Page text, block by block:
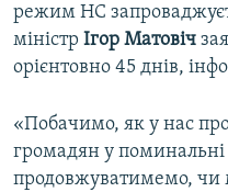
режим НС
міністр Ігор Матовіч
орієнтовно 45 днів,
«Побачимо, як у нас
громадян у
продовжуватимемо,